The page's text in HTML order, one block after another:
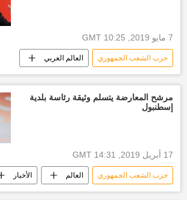
7 مايو 2019, 10:25 GMT
حزب الشعب الجمهوري العالم العربي
الأخبار انتخابات البلدية
أخبار تركيا اليوم كمال كليجدار أوغلو
مرشح المعارضة يتسلم وثيقة رئاسة بلدية
إسطنبول
17 أبريل 2019, 14:31 GMT
حزب الشعب الجمهوري العالم الأخبار
إسطنبول المعارضة انتخابات البلدية